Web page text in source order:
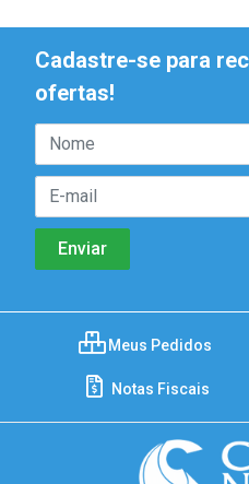
Cadastre-se para
ofertas!
Meus Pedidos
Notas Fiscais